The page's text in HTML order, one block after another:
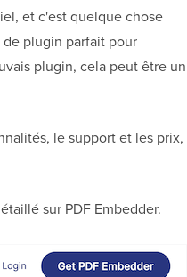
et c'est quelque chose
plugin parfait pour
plugin, cela peut être un
le support et les prix,
sur PDF Embedder.